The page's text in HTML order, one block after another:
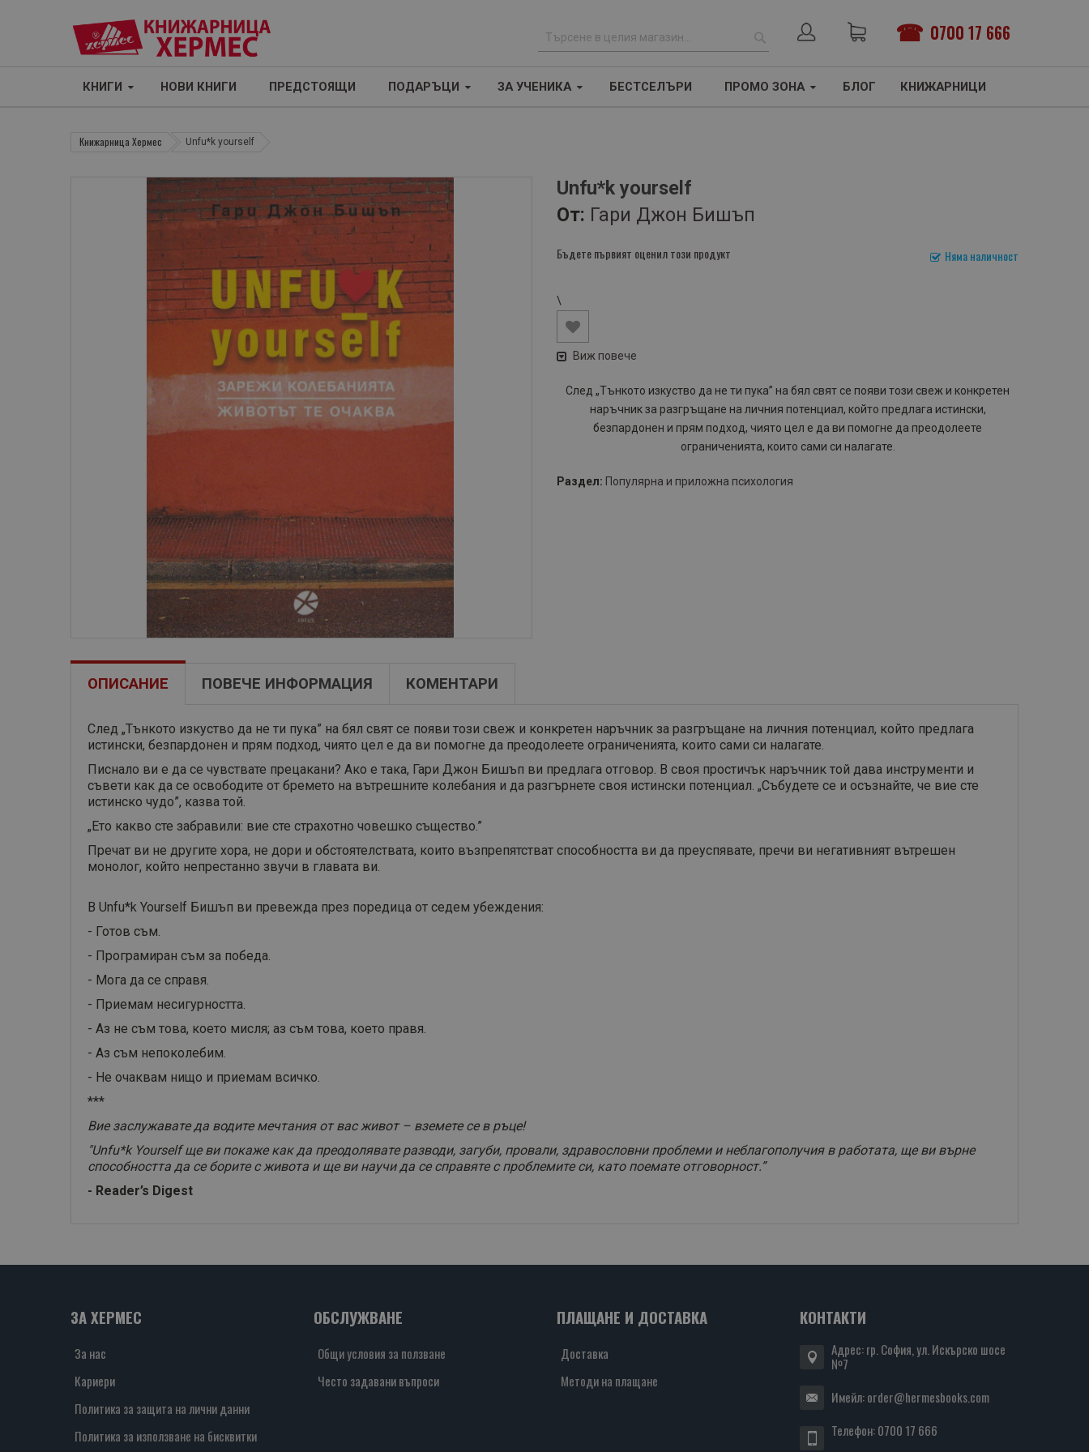
0700 17 666
р
ТЪРСЕНЕ
КНИГИ НОВИ КНИГИ ПРЕДСТОЯЩИ ПОДАРЪЦИ ЗА УЧЕНИКА БЕСТСЕЛЪРИ ПРОМО ЗОНА БЛОГ КНИЖАРНИЦИ
Книжарница Хермес Unfu*k yourself
Unfu*k yourself
От: Гари Джон Бишъп
Няма наличност
Бъдете първият оценил този продукт
\
Виж повече
След „Тънкото изкуство да не ти пука” на бял свят се появи този свеж и конкретен
наръчник за разгръщане на личния потенциал, който предлага истински,
безпардонен и прям подход, чиято цел е да ви помогне да преодолеете
ограниченията, които сами си налагате.
Раздел: Популярна и приложна психология
ОПИСАНИЕ ПОВЕЧЕ ИНФОРМАЦИЯ КОМЕНТАРИ
След „Тънкото изкуство да не ти пука” на бял свят се появи този свеж и конкретен наръчник за разгръщане на личния потенциал, който предлага
истински, безпардонен и прям подход, чиято цел е да ви помогне да преодолеете ограниченията, които сами си налагате.
Писнало ви е да се чувствате прецакани? Ако е така, Гари Джон Бишъп ви предлага отговор. В своя простичък наръчник той дава инструменти и
съвети как да се освободите от бремето на вътрешните колебания и да разгърнете своя истински потенциал. „Събудете се и осъзнайте, че вие сте
истинско чудо”, казва той.
„Ето какво сте забравили: вие сте страхотно човешко същество.”
Пречат ви не другите хора, не дори и обстоятелствата, които възпрепятстват способността ви да преуспявате, пречи ви негативният вътрешен
монолог, който непрестанно звучи в главата ви.
В Unfu*k Yourself Бишъп ви превежда през поредица от седем убеждения:
- Готов съм.
- Програмиран съм за победа.
- Мога да се справя.
- Приемам несигурността.
- Аз не съм това, което мисля; аз съм това, което правя.
- Аз съм непоколебим.
- Не очаквам нищо и приемам всичко.
***
Вие заслужавате да водите мечтания от вас живот – вземете се в ръце!
"Unfu*k Yourself ще ви покаже как да преодолявате разводи, загуби, провали, здравословни проблеми и неблагополучия в работата, ще ви върне
способността да се борите с живота и ще ви научи да се справяте с проблемите си, като поемате отговорност.”
- Reader’s Digest
ЗА ХЕРМЕС
За нас
Кариери
Политика за защита на лични данни
Политика за използване на бисквитки
ОБСЛУЖВАНЕ
Общи условия за ползване
Често задавани въпроси
ПЛАЩАНЕ И ДОСТАВКА
Доставка
Методи на плащане
КОНТАКТИ
Адрес: гр. София, ул. Искърско шосе
№7
Имейл:order@hermesbooks.com
Телефон:0700 17 666